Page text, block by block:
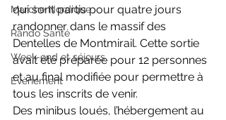
Marche Nordique
Rando Santé
Week-end et séjours
Evènement
qui sont partis pour quatre jours
randonner dans le massif des
Dentelles de Montmirail. Cette sortie
avait été préparée pour 12 personnes
et au final modifiée pour permettre à
tous les inscrits de venir.
Des minibus loués, l’hébergement au